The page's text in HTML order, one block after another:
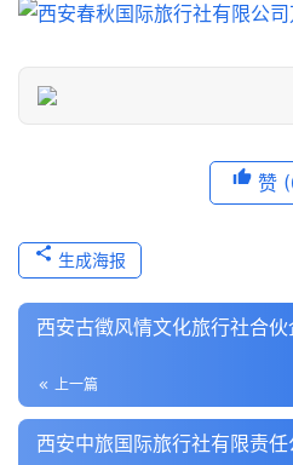
点
旅
历
文
化
导
游
之
赞
生成海报
西安古徵风情文化旅行社合伙
上一篇
西安中旅国际旅行社有限责